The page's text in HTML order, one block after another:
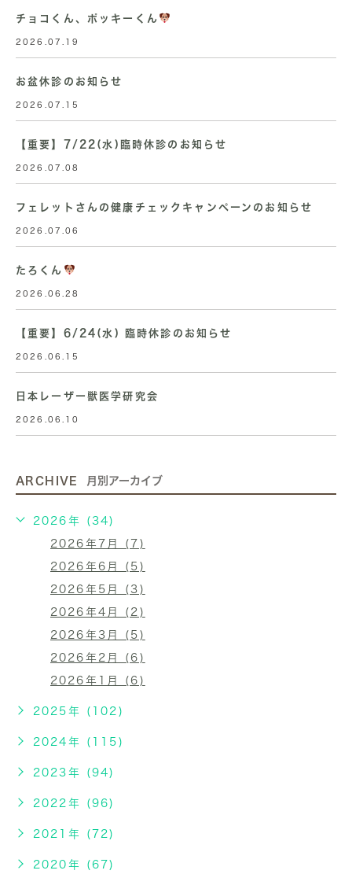
チョコくん、ポッキーくん
2026.07.19
お盆休診のお知らせ
2026.07.15
【重要】7/22(水)臨時休診のお知らせ
2026.07.08
フェレットさんの健康チェックキャンペーンのお知らせ
2026.07.06
たろくん
2026.06.28
【重要】6/24(水) 臨時休診のお知らせ
2026.06.15
日本レーザー獣医学研究会
2026.06.10
ARCHIVE 月別アーカイブ
2026年 (34)
2026年7月 (7)
2026年6月 (5)
2026年5月 (3)
2026年4月 (2)
2026年3月 (5)
2026年2月 (6)
2026年1月 (6)
2025年 (102)
2024年 (115)
2023年 (94)
2022年 (96)
2021年 (72)
2020年 (67)